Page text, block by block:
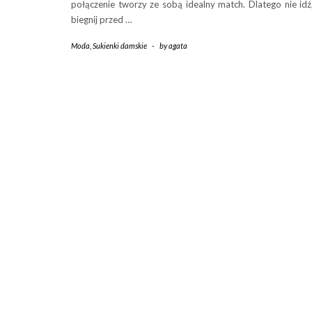
połączenie tworzy ze sobą idealny match. Dlatego nie
biegnij przed …
Moda Sukienki damskie - byagata